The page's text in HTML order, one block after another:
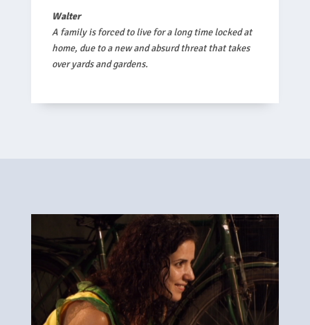
Walter
A family is forced to live for a long time locked at
home, due to a new and absurd threat that takes
over yards and gardens.